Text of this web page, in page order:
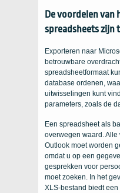
De voordelen van
spreadsheets zijn
Exporteren naar
betrouwbare
spreadsheetformaat
database ordenen,
uitwisselingen kunt
parameters, zoals de
Een spreadsheet als
overwegen waard.
Outlook moet worden
omdat u op een
gesprekken voor
moet zoeken. In het
XLS-bestand biedt